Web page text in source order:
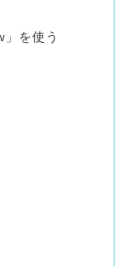
を使う